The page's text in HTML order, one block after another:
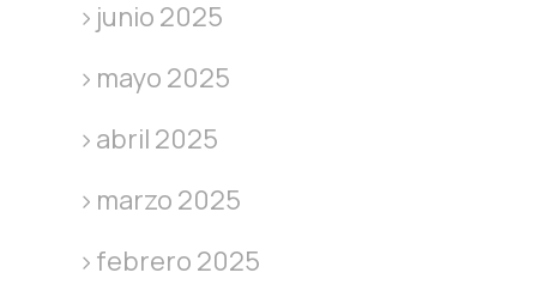
junio 2025
mayo 2025
abril 2025
marzo 2025
febrero 2025